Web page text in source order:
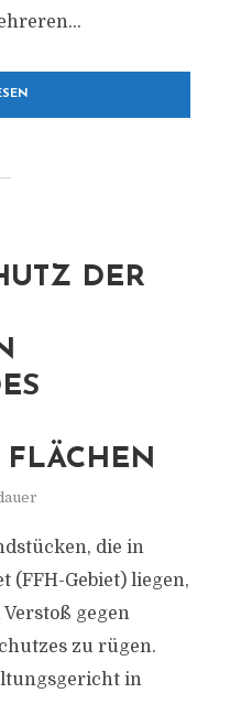
DER
FLÄCHEN
die in
(FFH-Gebiet) liegen,
gegen
zu rügen.
in